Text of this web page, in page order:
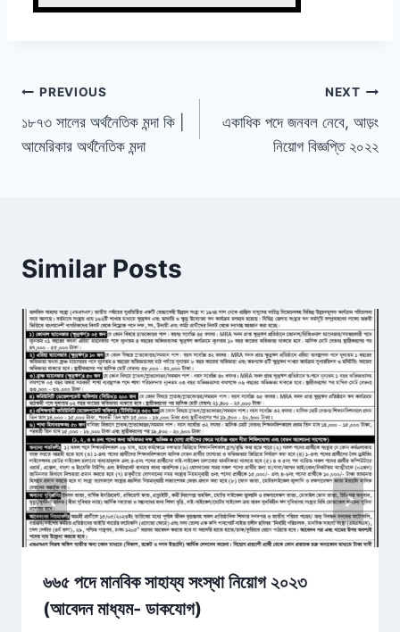
Post
navigation
PREVIOUS
১৮৭৩ সালের অর্থনৈতিক মন্দা কি |
আমেরিকার অর্থনৈতিক মন্দা
NEXT
একাধিক পদে জনবল নেবে, আড়ং
নিয়োগ বিজ্ঞপ্তি ২০২২
Similar Posts
৬৬৫ পদে মানবিক সাহায্য সংস্থা নিয়োগ ২০২৩
(আবেদন মাধ্যম- ডাকযোগ)